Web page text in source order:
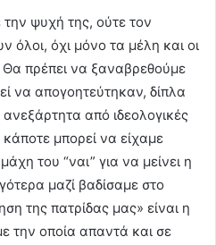
ψυχή της, ούτε τον
όλοι, όχι μόνο τα μέλη και οι
πρέπει να ξαναβρεθούμε
να απογοητεύτηκαν, δίπλα
από ιδεολογικές
μπορεί να είχαμε
του “ναι” για να μείνει η
μαζί βαδίσαμε στο
της πατρίδας μας» είναι η
την οποία απαντά και σε